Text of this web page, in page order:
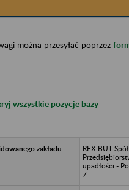
można przesyłać poprzez
wszystkie pozycje bazy
REX BUT
upadłości -
7